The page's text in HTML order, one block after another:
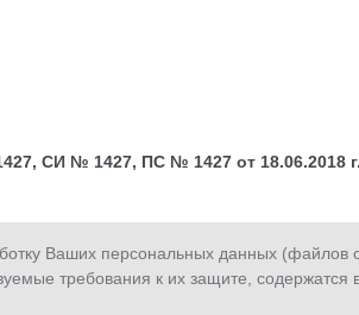
Ваших персональных данных (файлов
требования к их защите,
Обратная
СИ № 1427, ПС № 1427 от 18.06.2018